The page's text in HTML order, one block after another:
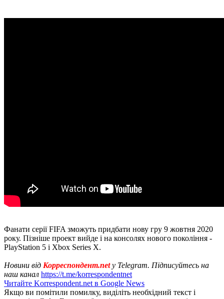
Фанати серії FIFA зможуть придбати нову гру 9 жовтня 2020
року. Пізніше проект вийде і на консолях нового покоління -
PlayStation 5 і Xbox Series X.
Новини від Корреспондент.net у Telegram. Підписуйтесь на
наш канал https://t.me/korrespondentnet
Читайте Korrespondent.net в Google News
Якщо ви помітили помилку, виділіть необхідний текст і